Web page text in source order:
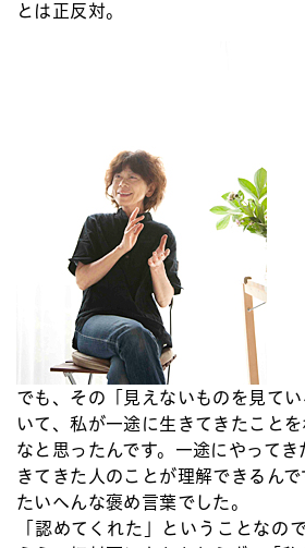
とは正反対。
でも、その「見えないものを見て
いて、私が一途に生きてきたこと
なと思ったんです。一途にやって
きてきた人のことが理解できるん
たいへんな褒め言葉でした。
「認めてくれた」ということなの